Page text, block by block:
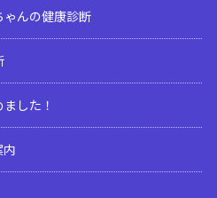
ゃんの健康診断
した！
内